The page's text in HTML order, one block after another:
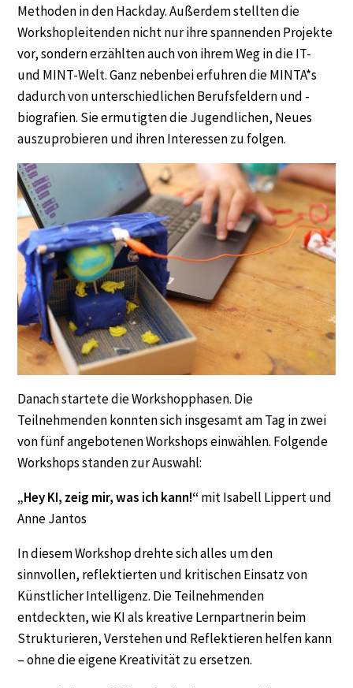
Methoden in den Hackday. Außerdem stellten die
Workshopleitenden nicht nur ihre spannenden Projekte
vor, sondern erzählten auch von ihrem Weg in die IT-
und MINT-Welt. Ganz nebenbei erfuhren die MINTA*s
dadurch von unterschiedlichen Berufsfeldern und -
biografien. Sie ermutigten die Jugendlichen, Neues
auszuprobieren und ihren Interessen zu folgen.
Danach startete die Workshopphasen. Die
Teilnehmenden konnten sich insgesamt am Tag in zwei
von fünf angebotenen Workshops einwählen. Folgende
Workshops standen zur Auswahl:
„Hey KI, zeig mir, was ich kann!“ mit Isabell Lippert und
Anne Jantos
In diesem Workshop drehte sich alles um den
sinnvollen, reflektierten und kritischen Einsatz von
Künstlicher Intelligenz. Die Teilnehmenden
entdeckten, wie KI als kreative Lernpartnerin beim
Strukturieren, Verstehen und Reflektieren helfen kann
– ohne die eigene Kreativität zu ersetzen.